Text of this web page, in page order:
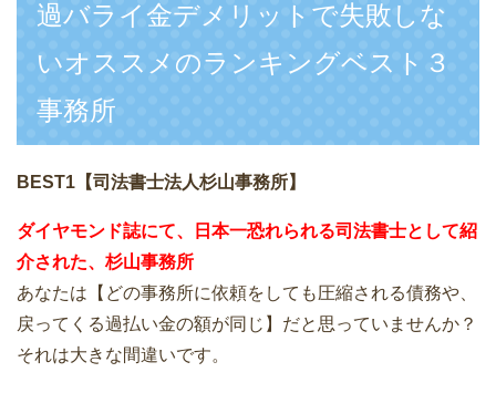
過バライ金デメリットで失敗しな
いオススメのランキングベスト３
事務所
BEST1【司法書士法人杉山事務所】
ダイヤモンド誌にて、日本一恐れられる司法書士として紹
介された、杉山事務所
あなたは【どの事務所に依頼をしても圧縮される債務や、
戻ってくる過払い金の額が同じ】だと思っていませんか？
それは大きな間違いです。